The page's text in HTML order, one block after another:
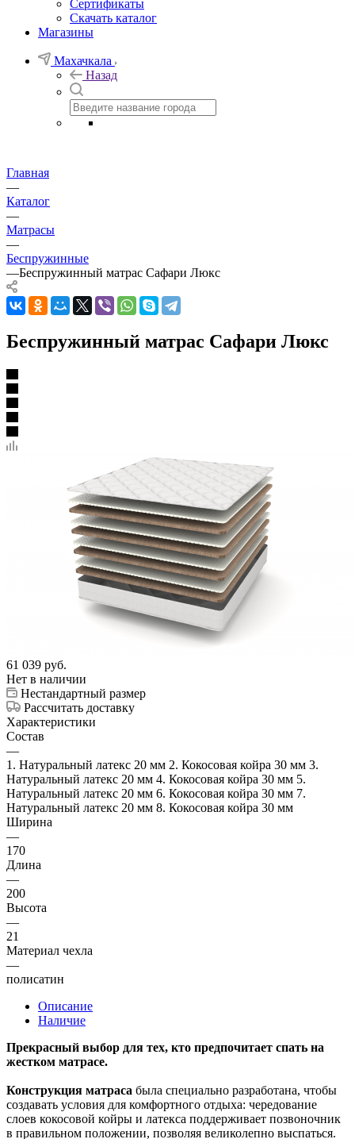
Сертификаты
Скачать каталог
Магазины
Махачкала
Назад
Главная
—
Каталог
—
Матрасы
—
Беспружинные
—Беспружинный матрас Сафари Люкс
Беспружинный матрас Сафари Люкс
61 039 руб.
Нет в наличии
Нестандартный размер
Рассчитать доставку
Характеристики
Состав
—
1. Натуральный латекс 20 мм 2. Кокосовая койра 30 мм 3.
Натуральный латекс 20 мм 4. Кокосовая койра 30 мм 5.
Натуральный латекс 20 мм 6. Кокосовая койра 30 мм 7.
Натуральный латекс 20 мм 8. Кокосовая койра 30 мм
Ширина
—
170
Длина
—
200
Высота
—
21
Материал чехла
—
полисатин
Описание
Наличие
Прекрасный выбор для тех, кто предпочитает спать на
жестком матрасе.
Конструкция матраса была специально разработана, чтобы
создавать условия для комфортного отдыха: чередование
слоев кокосовой койры и латекса поддерживает позвоночник
в правильном положении, позволяя великолепно выспаться.